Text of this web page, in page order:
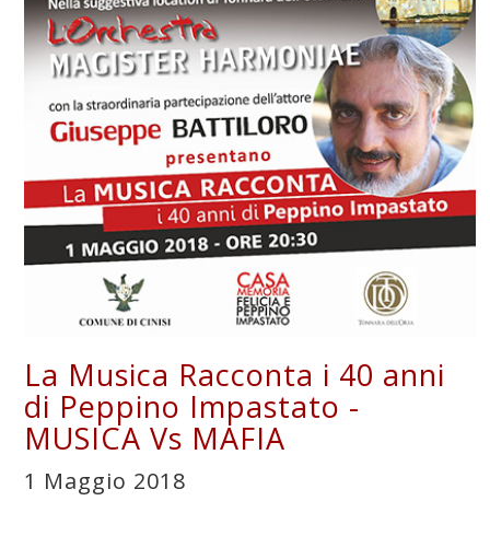
La Musica Racconta i 40 anni
di Peppino Impastato -
MUSICA Vs MAFIA
1 Maggio 2018